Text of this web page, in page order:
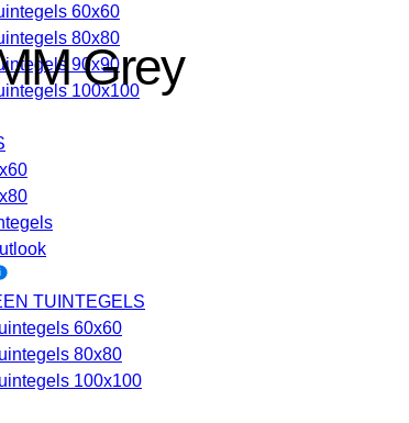
60x60
80x80
90x90
100x100
TUINTEGELS
60x60
80x80
100x100
Grey
i